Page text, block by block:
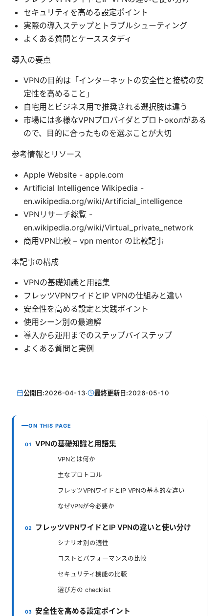
セキュリティを高める設定ポイント
実際の導入ステップとトラブルシューティング
よくある質問とケーススタディ
導入の要点
VPNの目的は「インターネットの安全性と接続の安
定性を高めること」
自宅用とビジネス用で推奨される選択肢は違う
市場には多様なVPNプロバイダとプロトоколがある
ので、目的に合ったものを選ぶことが大切
参考情報とリソース
Apple Website - apple.com
Artificial Intelligence Wikipedia -
en.wikipedia.org/wiki/Artificial_intelligence
VPNリサーチ総覧 -
en.wikipedia.org/wiki/Virtual_private_network
商用VPN比較 – vpn mentor の比較記事
本記事の構成
VPNの基礎知識と用語集
フレッツVPNワイドとIP VPNの仕組みと違い
安全性を高める設定と実践ポイント
使用シーン別の最適解
導入から運用までのステップバイステップ
よくある質問と実例
公開日:2026-04-13· 最終更新日:2026-05-10
ON THIS PAGE
VPNの基礎知識と用語集
VPNとは何か
主なプロトコル
フレッツVPNワイドとIP VPNの基本的な違い
なぜVPNが今必要か
フレッツVPNワイドとIP VPNの違いと使い分け
シナリオ別の適性
コストとパフォーマンスの比較
セキュリティ機能の比較
選び方の checklist
安全性を高める設定ポイント